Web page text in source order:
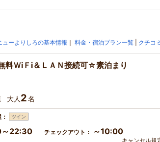
ューよりしろの基本情報 ｜ 料金・宿泊プラン一覧 クチコ
料ＷiＦi＆ＬＡＮ接続可☆素泊まり
大人 2名
ツイン
22:30 チェックアウト： ～10:00
キャンセル規